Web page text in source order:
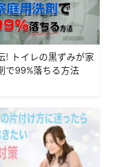
！ トイレの黒ずみが家
で99%落ちる方法